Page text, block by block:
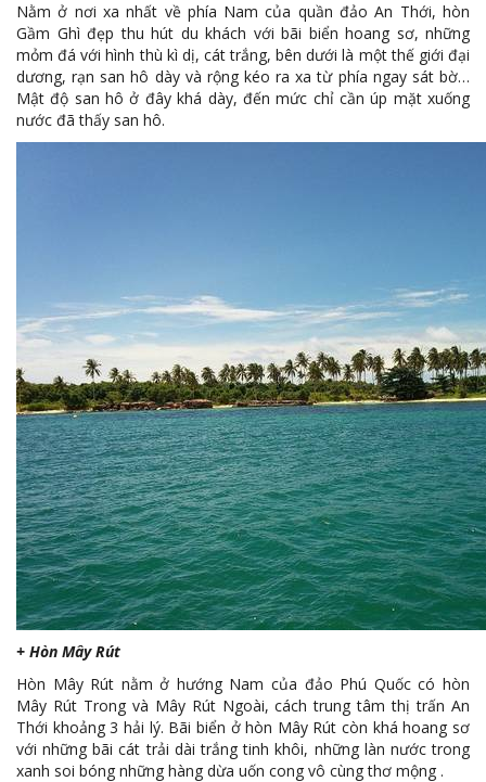
Nằm ở nơi xa nhất về phía Nam của quần đảo An Thới, hòn
Gầm Ghì đẹp thu hút du khách với bãi biển hoang sơ, những
mỏm đá với hình thù kì dị, cát trắng, bên dưới là một thế giới đại
dương, rạn san hô dày và rộng kéo ra xa từ phía ngay sát bờ…
Mật độ san hô ở đây khá dày, đến mức chỉ cần úp mặt xuống
nước đã thấy san hô.
+ Hòn Mây Rút
Hòn Mây Rút nằm ở hướng Nam của đảo Phú Quốc có hòn
Mây Rút Trong và Mây Rút Ngoài, cách trung tâm thị trấn An
Thới khoảng 3 hải lý. Bãi biển ở hòn Mây Rút còn khá hoang sơ
với những bãi cát trải dài trắng tinh khôi, những làn nước trong
xanh soi bóng những hàng dừa uốn cong vô cùng thơ mộng .